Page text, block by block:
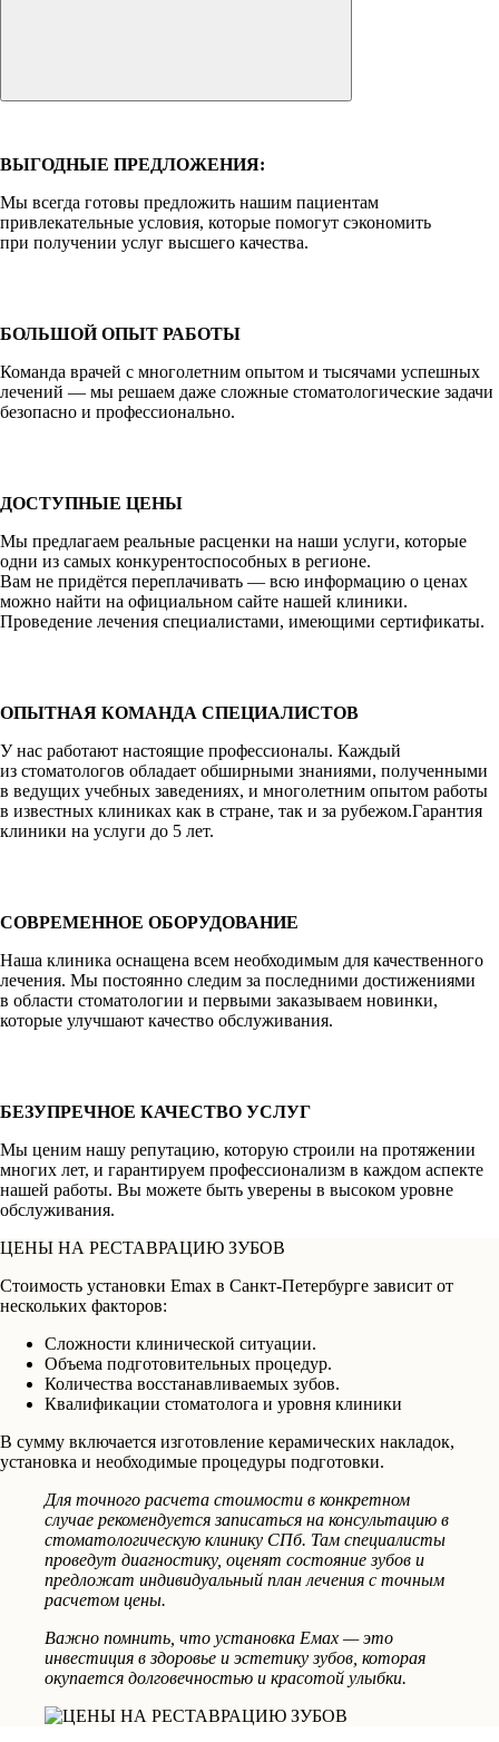
ВЫГОДНЫЕ ПРЕДЛОЖЕНИЯ:
Мы всегда готовы предложить нашим пациентам
привлекательные условия, которые помогут сэкономить
при получении услуг высшего качества.
БОЛЬШОЙ ОПЫТ РАБОТЫ
Команда врачей с многолетним опытом и тысячами успешных
лечений — мы решаем даже сложные стоматологические задачи
безопасно и профессионально.
ДОСТУПНЫЕ ЦЕНЫ
Мы предлагаем реальные расценки на наши услуги, которые
одни из самых конкурентоспособных в регионе.
Вам не придётся переплачивать — всю информацию о ценах
можно найти на официальном сайте нашей клиники.
Проведение лечения специалистами, имеющими сертификаты.
ОПЫТНАЯ КОМАНДА СПЕЦИАЛИСТОВ
У нас работают настоящие профессионалы. Каждый
из стоматологов обладает обширными знаниями, полученными
в ведущих учебных заведениях, и многолетним опытом работы
в известных клиниках как в стране, так и за рубежом.Гарантия
клиники на услуги до 5 лет.
СОВРЕМЕННОЕ ОБОРУДОВАНИЕ
Наша клиника оснащена всем необходимым для качественного
лечения. Мы постоянно следим за последними достижениями
в области стоматологии и первыми заказываем новинки,
которые улучшают качество обслуживания.
БЕЗУПРЕЧНОЕ КАЧЕСТВО УСЛУГ
Мы ценим нашу репутацию, которую строили на протяжении
многих лет, и гарантируем профессионализм в каждом аспекте
нашей работы. Вы можете быть уверены в высоком уровне
обслуживания.
ЦЕНЫ НА РЕСТАВРАЦИЮ ЗУБОВ
Стоимость установки Emax в Санкт-Петербурге зависит от
нескольких факторов:
Сложности клинической ситуации.
Объема подготовительных процедур.
Количества восстанавливаемых зубов.
Квалификации стоматолога и уровня клиники
В сумму включается изготовление керамических накладок,
установка и необходимые процедуры подготовки.
Для точного расчета стоимости в конкретном
случае рекомендуется записаться на консультацию в
стоматологическую клинику СПб. Там специалисты
проведут диагностику, оценят состояние зубов и
предложат индивидуальный план лечения с точным
расчетом цены.
Важно помнить, что установка Емах — это
инвестиция в здоровье и эстетику зубов, которая
окупается долговечностью и красотой улыбки.